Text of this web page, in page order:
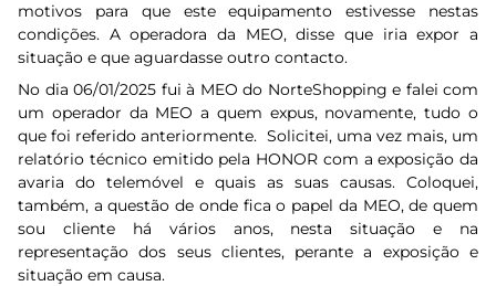
motivos para que este equipamento estivesse nestas
condições. A operadora da MEO, disse que iria expor a
situação e que aguardasse outro contacto.
No dia 06/01/2025 fui à MEO do NorteShopping e falei com
um operador da MEO a quem expus, novamente, tudo o
que foi referido anteriormente. Solicitei, uma vez mais, um
relatório técnico emitido pela HONOR com a exposição da
avaria do telemóvel e quais as suas causas. Coloquei,
também, a questão de onde fica o papel da MEO, de quem
sou cliente há vários anos, nesta situação e na
representação dos seus clientes, perante a exposição e
situação em causa.